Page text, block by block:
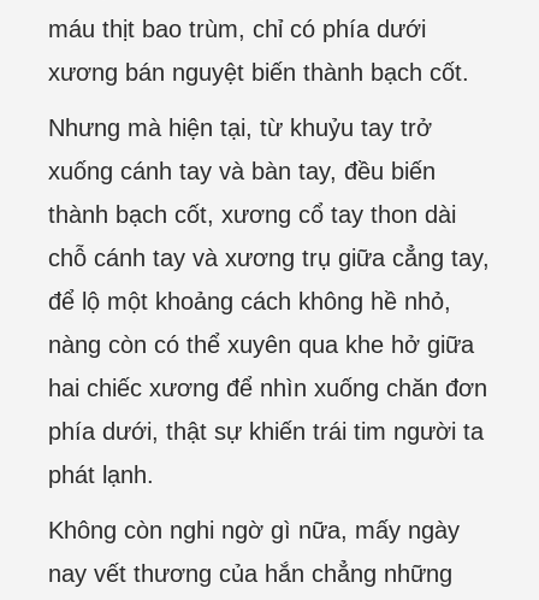
máu thịt bao trùm, chỉ có phía dưới
xương bán nguyệt biến thành bạch cốt.
Nhưng mà hiện tại, từ khuỷu tay trở
xuống cánh tay và bàn tay, đều biến
thành bạch cốt, xương cổ tay thon dài
chỗ cánh tay và xương trụ giữa cẳng tay,
để lộ một khoảng cách không hề nhỏ,
nàng còn có thể xuyên qua khe hở giữa
hai chiếc xương để nhìn xuống chăn đơn
phía dưới, thật sự khiến trái tim người ta
phát lạnh.
Không còn nghi ngờ gì nữa, mấy ngày
nay vết thương của hắn chẳng những